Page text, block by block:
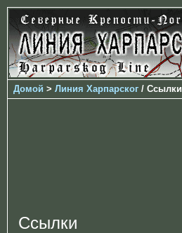
Домой > Линия Харпарског / Ссылки
Ссылки